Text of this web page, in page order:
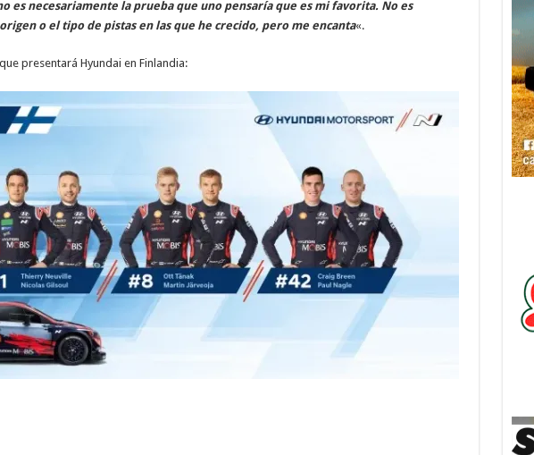
es necesariamente la prueba que uno pensaría que es mi favorita. No es
o el tipo de pistas en las que he crecido, pero me encanta«.
presentará Hyundai en Finlandia: